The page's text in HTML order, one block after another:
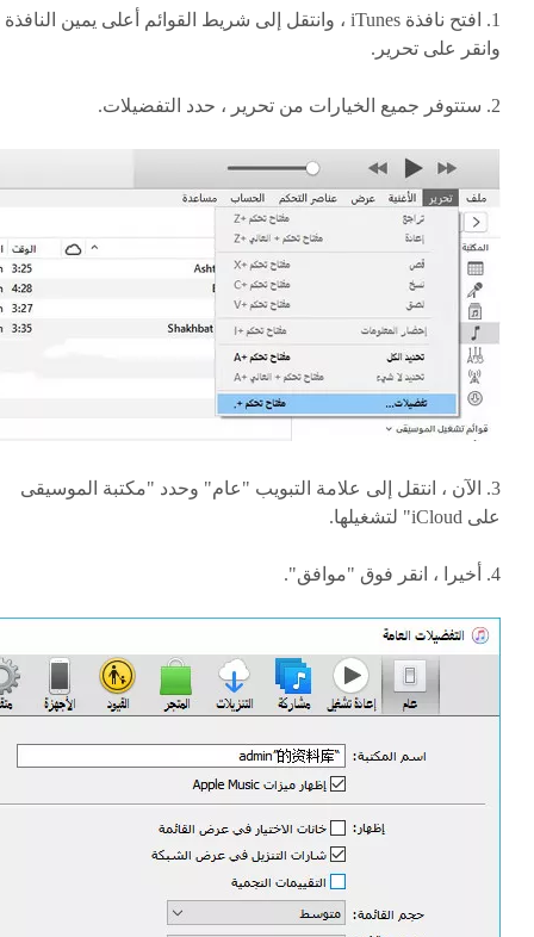
1. افتح نافذة iTunes ، وانتقل إلى شريط القوائم أعلى يمين النافذة
وانقر على تحرير.
2. ستتوفر جميع الخيارات من تحرير ، حدد التفضيلات.
3. الآن ، انتقل إلى علامة التبويب "عام" وحدد "مكتبة الموسيقى
على iCloud" لتشغيلها.
4. أخيرا ، انقر فوق "موافق".